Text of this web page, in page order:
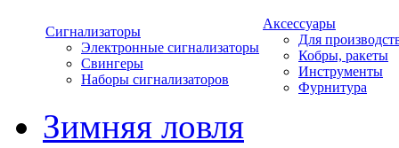
Сигнализаторы
Электронные сигнализаторы
Свингеры
Наборы сигнализаторов
Аксессуары
Для
Кобры, ракеты
Инструменты
Фурнитура
Зимняя ловля